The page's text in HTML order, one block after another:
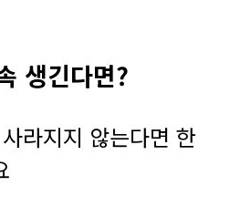
생긴다면?
라지지 않는다면 한